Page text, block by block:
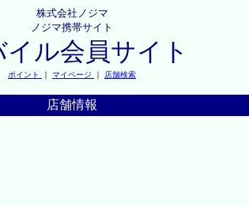
株式会社ノジマ
ノジマ携帯サイト
イル会員サイト
ポイント ｜ マイページ ｜ 店舗検索
店舗情報